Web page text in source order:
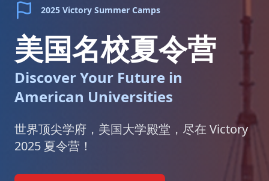
2025 Victory Summer Camps
美国名校夏令营
Discover Your Future in
American Universities
世界顶尖学府，美国大学殿堂，尽在 Victory
2025 夏令营！